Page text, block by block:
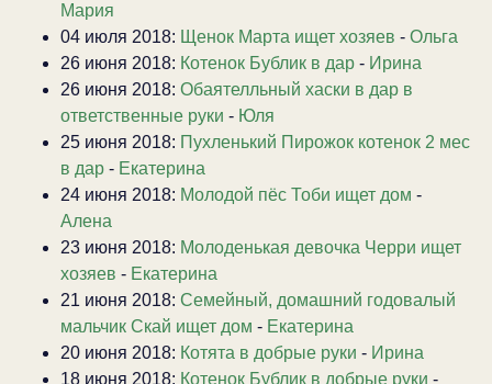
Мария
04 июля 2018: Щенок Марта ищет хозяев - Ольга
26 июня 2018: Котенок Бублик в дар - Ирина
26 июня 2018: Обаятелльный хаски в дар в
ответственные руки - Юля
25 июня 2018: Пухленький Пирожок котенок 2 мес
в дар - Екатерина
24 июня 2018: Молодой пёс Тоби ищет дом -
Алена
23 июня 2018: Молоденькая девочка Черри ищет
хозяев - Екатерина
21 июня 2018: Семейный, домашний годовалый
мальчик Скай ищет дом - Екатерина
20 июня 2018: Котята в добрые руки - Ирина
18 июня 2018: Котенок Бублик в добрые руки -